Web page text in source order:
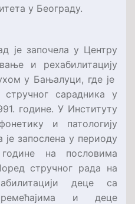
у Београду.
је започела у Центру
и рехабилитацију
у Бањалуци, где је
сарадника у
године. У Институту
и патологију
запослена у периоду
на пословима
стручног рада на
деце са
и деце